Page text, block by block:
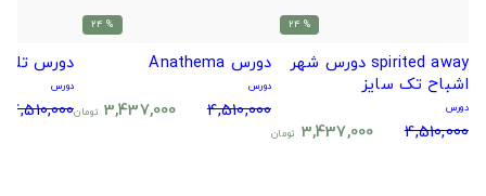
% 24
spirited away دورس شهر
اشباح تک سایز
دورس
4,510,000
3,437,000 تومان
% 24
دورس Anathema
دورس
4,510,000
3,437,000 تومان
دورس
دورس
4,510,000